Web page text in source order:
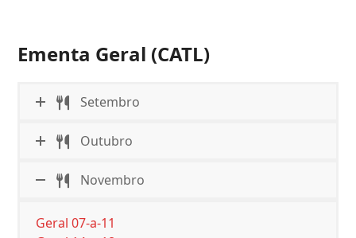
Ementa Geral (CATL)
Setembro
Outubro
Novembro
Geral 07-a-11